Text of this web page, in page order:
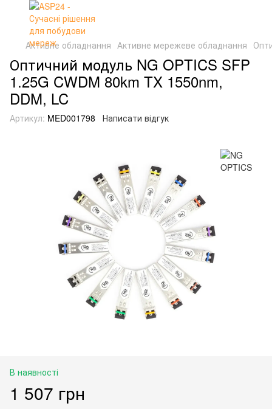
Активне обладнання Активне мережеве обладнання
Оптичний модуль NG OPTICS SFP
1.25G CWDM 80km TX 1550nm,
DDM, LC
Артикул: MED001798 Написати відгук
В наявності
1 507 грн